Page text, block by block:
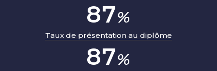
100%
Taux de présentation au diplôme
100%